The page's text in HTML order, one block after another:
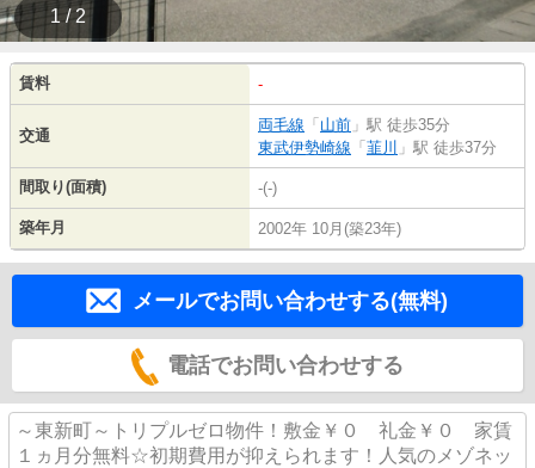
1 / 2
賃料 -
交通
両毛線 「 山前 」駅 徒歩35分
東武伊勢崎線 「 韮川 」駅 徒歩37分
間取り(面積) -(-)
築年月 2002年 10月(築23年)
メールでお問い合わせする(無料)
電話でお問い合わせする
～東新町～トリプルゼロ物件！敷金￥０ 礼金￥０ 家賃
１ヵ月分無料☆初期費用が抑えられます！人気のメゾネッ